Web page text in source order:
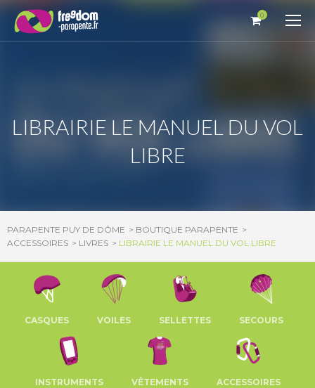
0
LIBRAIRIE LE MANUEL DU VOL
LIBRE
PARAPENTE PUY DE DÔME
BOUTIQUE PARAPENTE
ACCESSOIRES
LIVRES LIBRAIRIE LE MANUEL DU VOL LIBRE
CASQUES VOILES SELLETTES SECOURS
INSTRUMENTS VÊTEMENTS ACCESSOIRES
Panneau de gestion des cookies